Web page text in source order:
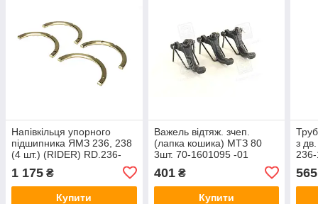
Напівкільця упорного
підшипника ЯМЗ 236, 238
(4 шт.) (RIDER) RD.236-
1 175 ₴
Купити
Важель відтяж. зчеп.
(лапка кошика) МТЗ 80
3шт. 70-1601095 -01
401₴
Купити
з
565